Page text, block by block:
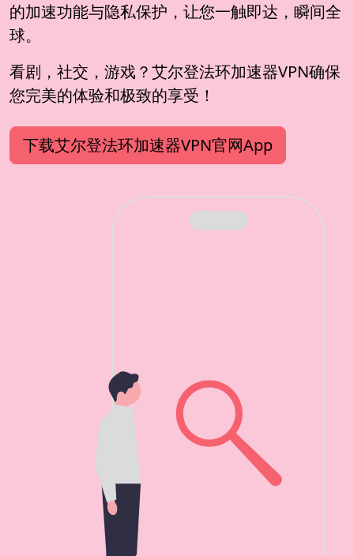
的加速功能与隐私保护，让您一触即达，瞬间全
球。
看剧，社交，游戏？艾尔登法环加速器VPN确保
您完美的体验和极致的享受！
下载艾尔登法环加速器VPN官网App